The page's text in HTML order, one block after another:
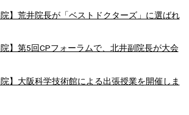
院】荒井院長が「ベストドクターズ」に選ばれ
院】第5回CPフォーラムで、北井副院長が大会
院】大阪科学技術館による出張授業を開催しま